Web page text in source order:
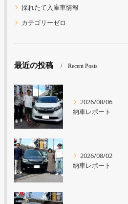
採れたて入庫車情報
カテゴリーゼロ
最近の投稿 Recent Posts
2026/08/06
納車レポート
2026/08/02
納車レポート